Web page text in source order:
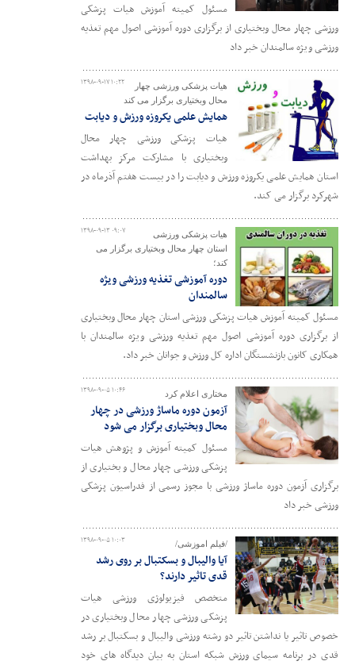
مسئول کمیته آموزش هیات پزشکی
ورزشی چهار محال وبختیاری از برگزاری دوره آموزشی اصول مهم تغذیه
ورزشی ویژه سالمندان خبر داد
۱۳۹۸-۰۹-۱۷ ۱۰:۲۲
هیات پزشکی ورزشی چهار
محال وبختیاری برگزار می کند
همایش علمی یکروزه ورزش و دیابت
هیات پزشکی ورزشی چهار محال
وبختیاری با مشارکت مرکز بهداشت
استان همایش علمی یکروزه ورزش و دیابت را در بیست هفتم آذرماه در
شهرکرد برگزار می کند.
۱۳۹۸-۰۹-۱۳ ۰۹:۰۷
هیات پزشکی ورزشی
استان چهار محال وبختیاری برگزار می
کند؛
دوره آموزشی تغذیه ورزشی ویژه
سالمندان
مسئول کمیته آموزش هیات پزشکی ورزشی استان چهار محال وبختیاری
از برگزاری دوره آموزشی اصول مهم تغذیه ورزشی ویژه سالمندان با
همکاری کانون بازنشستگان اداره کل ورزش و جوانان خبر داد.
۱۳۹۸-۰۹-۰۵ ۱۰:۴۶ مختاری اعلام کرد
آزمون دوره ماساژ ورزشی در چهار
محال وبختیاری برگزار می شود
مسئول کمیته آموزش و پژوهش هیات
پزشکی ورزشی چهار محال و بختیاری از
برگزاری آزمون دوره ماساژ ورزشی با مجوز رسمی از فدراسیون پزشکی
ورزشی خبر داد
۱۳۹۸-۰۹-۰۵ ۱۰:۰۳ /فیلم اموزشی/
آیا والیبال و بسکتبال بر روی رشد
قدی تاثیر دارند؟
متخصص فیزیولوژی ورزشی هیات
پزشکی ورزشی چهار محال وبختیاری در
خصوص تاثیر یا نداشتن تاثیر دو رشته ورزشی والیبال و بسکتبال بر رشد
قدی در برنامه سیمای ورزش شبکه استان به بیان دیدگاه های خود